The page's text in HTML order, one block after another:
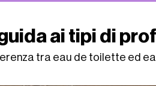
ai tipi di
tra eau de toilette ed